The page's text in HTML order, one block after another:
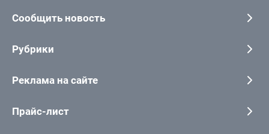
Сообщить новость
Рубрики
Реклама на сайте
Прайс-лист